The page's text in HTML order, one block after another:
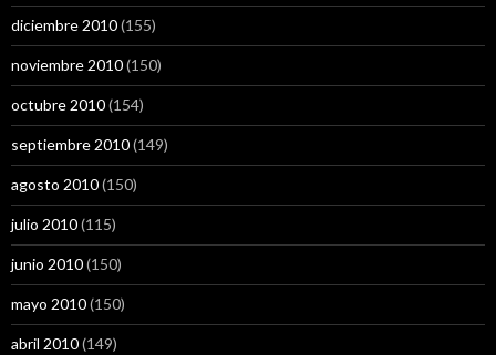
diciembre 2010(155)
noviembre 2010(150)
octubre 2010(154)
septiembre 2010(149)
agosto 2010(150)
julio 2010(115)
junio 2010(150)
mayo 2010(150)
abril 2010(149)